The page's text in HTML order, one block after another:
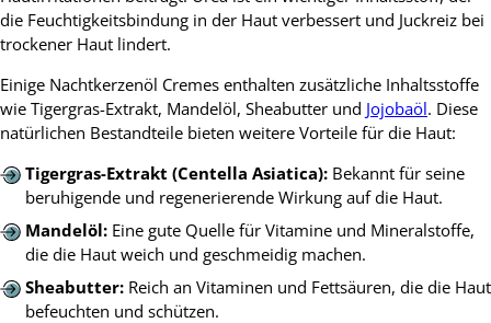
die Feuchtigkeitsbindung in der Haut verbessert und Juckreiz bei
trockener Haut lindert.
Einige Nachtkerzenöl Cremes enthalten zusätzliche Inhaltsstoffe
wie Tigergras-Extrakt, Mandelöl, Sheabutter und Jojobaöl. Diese
natürlichen Bestandteile bieten weitere Vorteile für die Haut:
Tigergras-Extrakt (Centella Asiatica):Bekannt für seine
beruhigende und regenerierende Wirkung auf die Haut.
Mandelöl:Eine gute Quelle für Vitamine und Mineralstoffe,
die die Haut weich und geschmeidig machen.
Sheabutter:Reich an Vitaminen und Fettsäuren, die die Haut
befeuchten und schützen.